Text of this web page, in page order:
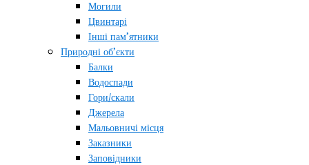
Могили
Цвинтарі
Інші пам’ятники
Природні об’єкти
Балки
Водоспади
Гори/скали
Джерела
Мальовничі місця
Заказники
Заповідники